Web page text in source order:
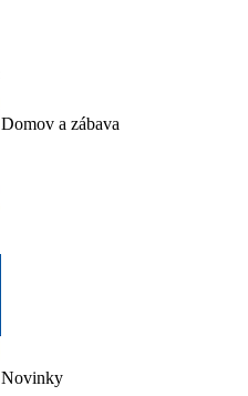
Domov a zábava
Novinky